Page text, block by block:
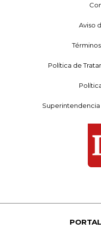
Aviso
Política de